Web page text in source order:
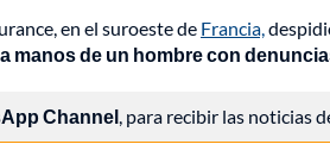
en el suroeste de Francia,
manos de un hombre con
Channel, para recibir las noticias